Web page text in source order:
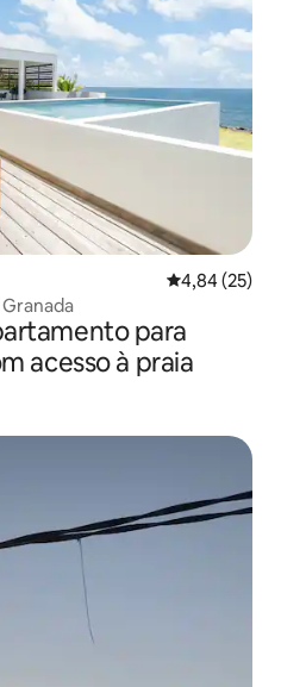
4,84 de uma
4,84 (25)
para
acesso à praia